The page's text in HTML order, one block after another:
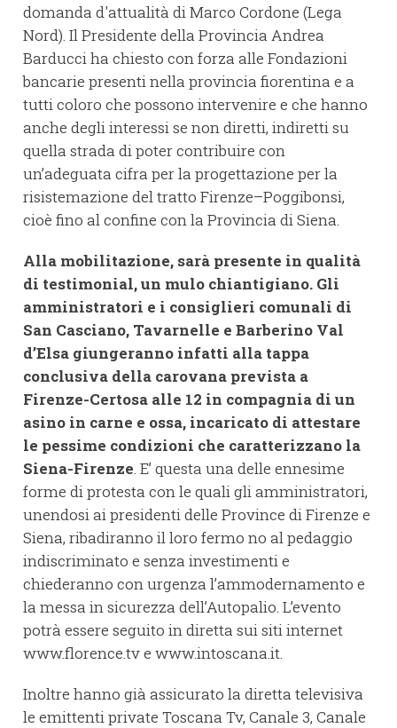
domanda d'attualità di Marco Cordone (Lega
Nord). Il Presidente della Provincia Andrea
Barducci ha chiesto con forza alle Fondazioni
bancarie presenti nella provincia fiorentina e a
tutti coloro che possono intervenire e che hanno
anche degli interessi se non diretti, indiretti su
quella strada di poter contribuire con
un’adeguata cifra per la progettazione per la
risistemazione del tratto Firenze–Poggibonsi,
cioè fino al confine con la Provincia di Siena.
Alla mobilitazione, sarà presente in qualità
di testimonial, un mulo chiantigiano. Gli
amministratori e i consiglieri comunali di
San Casciano, Tavarnelle e Barberino Val
d’Elsa giungeranno infatti alla tappa
conclusiva della carovana prevista a
Firenze-Certosa alle 12 in compagnia di un
asino in carne e ossa, incaricato di attestare
le pessime condizioni che caratterizzano la
Siena-Firenze. E’ questa una delle ennesime
forme di protesta con le quali gli amministratori,
unendosi ai presidenti delle Province di Firenze e
Siena, ribadiranno il loro fermo no al pedaggio
indiscriminato e senza investimenti e
chiederanno con urgenza l’ammodernamento e
la messa in sicurezza dell’Autopalio. L’evento
potrà essere seguito in diretta sui siti internet
www.florence.tv e www.intoscana.it.
Inoltre hanno già assicurato la diretta televisiva
le emittenti private Toscana Tv, Canale 3, Canale